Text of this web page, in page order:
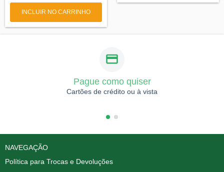
Pague como quiser
Cartões de crédito ou à vista
NAVEGAÇÃO
Política para Trocas e Devoluções